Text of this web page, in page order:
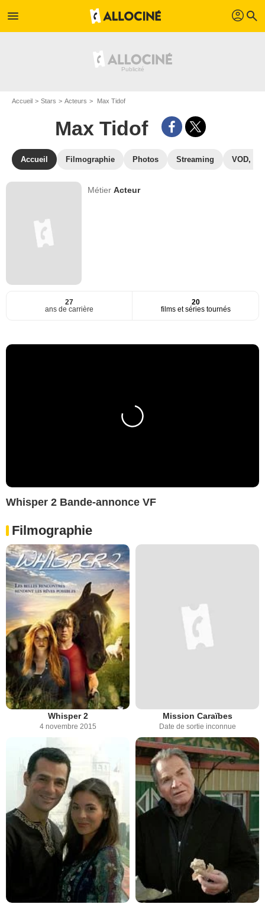
menu profil search
Accueil Stars Acteurs Max Tidof
Max Tidof
Accueil Filmographie Photos Streaming VOD,
MétierActeur
27
ans de carrière
20
films et séries tournés
Whisper 2 Bande-annonce VF
Filmographie
Whisper 2
4 novembre 2015
Mission Caraïbes
Date de sortie inconnue